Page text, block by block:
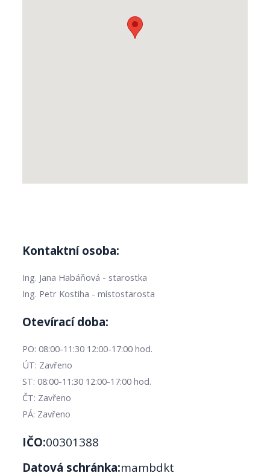
Kontaktní osoba:
Ing. Jana Habáňová - starostka
Ing. Petr Kostiha - místostarosta
Otevírací doba:
PO: 08:00-11:30 12:00-17:00 hod.
ÚT: Zavřeno
ST: 08:00-11:30 12:00-17:00 hod.
ČT: Zavřeno
PÁ: Zavřeno
IČO:00301388
Datová schránka:mambdkt